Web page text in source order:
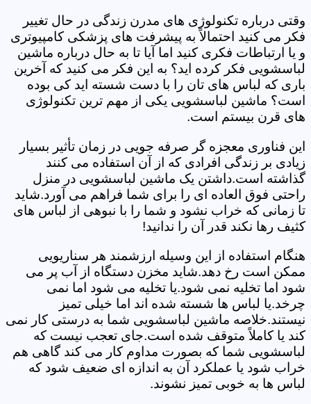
وقتی درباره تکنولوژی های مدرن زندگی در حال تغییر
فکر می کنید احتمالاً به پیشرفت های پزشکی کامپیوتری
و یا ارتباطات فکری کنید اما آیا تا به حال درباره ماشین
لباسشویی فکر کرده اید؟ به این فکر می کنید که آخرین
باری که لباس های تان را با دست شسته اید کی بوده
است؟ ماشین لباسشویی یکی از مهم ترین تکنولوژی
های قرن بیستم است.
این فناوری معجزه گر صرفه جویی در زمان تأثیر بسیار
زیادی بر زندگی افرادی که از آن استفاده می کنند
گذاشته است.داشتن یک ماشین لباسشویی در منزل
راحتی فوق العاده ای را برای شما فراهم می آورد.شاید
تا زمانی که خراب نشود و شما را با نبوهی از لباس های
کثیف رها نکند قدر آن را ندانید!
هنگام استفاده از این وسیله ارزشمند هر سناریویی
ممکن است رخ دهد.شاید مخزن دستگاه از آب پر می
شود اما تخلیه نمی شود.یا تخلیه می شود اما نمی
چرخد.یا لباس ها شسته شده اند اما خیلی تمیز
نیستند.خلاصه ماشین لباسشویی شما به درستی کار نمی
کند یا کاملاً متوقف شده است.جای تعجب نیست که
لباسشویی شما که بصورت مداوم کار می کند گاهی هم
خراب شود یا عملکرد آن به اندازه ای ضعیف شود که
لباس ها به خوبی تمیز نشوند.